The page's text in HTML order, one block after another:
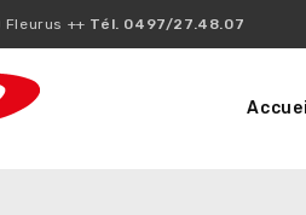
Fleurus ++ Tél. 0497/27.48.07
Accueil